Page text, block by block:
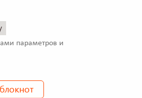
параметров и